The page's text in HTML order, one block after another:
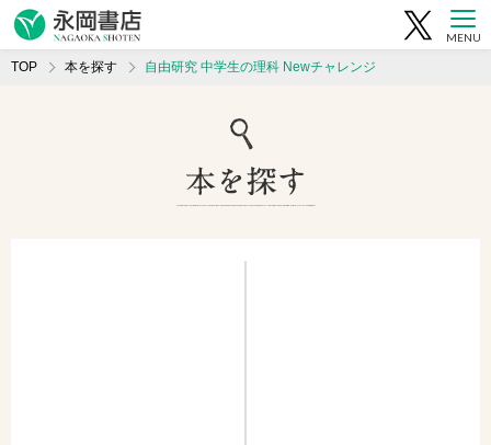
MENU
TOP 本を探す 自由研究 中学生の理科 Newチャレンジ